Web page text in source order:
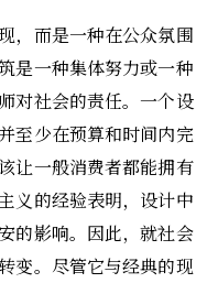
，而是一种在公众氛围
是一种集体努力或一种
对社会的责任。一个设
至少在预算和时间内完
让一般消费者都能拥有
义的经验表明，设计中
的影响。因此，就社会
变。尽管它与经典的现